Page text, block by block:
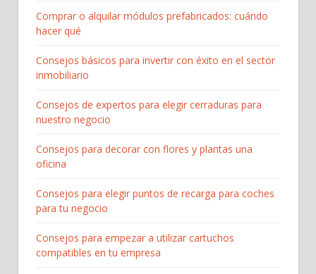
Comprar o alquilar módulos prefabricados: cuándo
hacer qué
Consejos básicos para invertir con éxito en el sector
inmobiliario
Consejos de expertos para elegir cerraduras para
nuestro negocio
Consejos para decorar con flores y plantas una
oficina
Consejos para elegir puntos de recarga para coches
para tu negocio
Consejos para empezar a utilizar cartuchos
compatibles en tu empresa